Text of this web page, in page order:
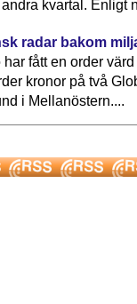
kvartal. Enligt
radar bakom
har fått en order värd
kronor på två
i Mellanöstern....